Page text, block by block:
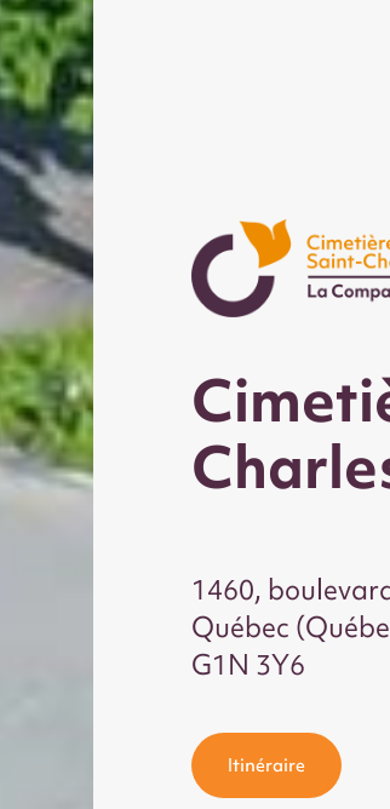
1460,
Québec
G1N 3Y6
Itinéraire